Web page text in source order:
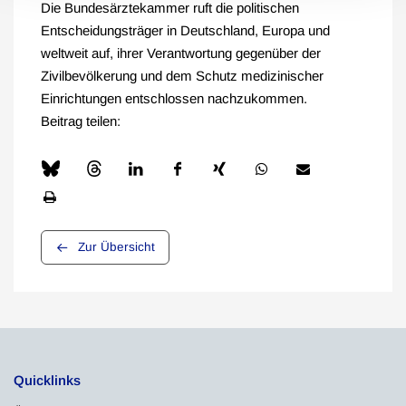
Die Bundesärztekammer ruft die politischen
Entscheidungsträger in Deutschland, Europa und
weltweit auf, ihrer Verantwortung gegenüber der
Zivilbevölkerung und dem Schutz medizinischer
Einrichtungen entschlossen nachzukommen.
Beitrag teilen:
Zur Übersicht
Quicklinks